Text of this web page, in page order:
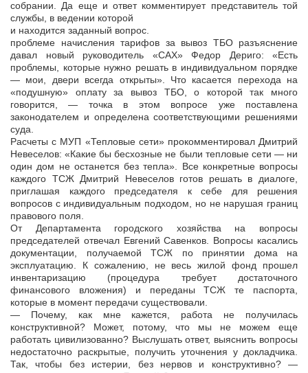
собрании. Да еще и ответ комментирует представитель той
службы, в ведении которой
и находится заданный вопрос.
проблеме начисления тарифов за вывоз ТБО разъяснение
давал новый руководитель «САХ» Федор Дериго: «Есть
проблемы, которые нужно решать в индивидуальном порядке
— мои, двери всегда открыты». Что касается перехода на
«подушную» оплату за вывоз ТБО, о которой так много
говорится, — точка в этом вопросе уже поставлена
законодателем и определена соответствующими решениями
суда.
Расчеты с МУП «Тепловые сети» прокомментировал Дмитрий
Невеселов: «Какие бы бесхозные не были тепловые сети — ни
один дом не останется без тепла». Все конкретные вопросы
каждого ТСЖ Дмитрий Невеселов готов решать в диалоге,
приглашая каждого председателя к себе для решения
вопросов с индивидуальным подходом, но не нарушая границ
правового поля.
От Департамента городского хозяйства на вопросы
председателей отвечал Евгений Савенков. Вопросы касались
документации, получаемой ТСЖ по принятии дома на
эксплуатацию. К сожалению, не весь жилой фонд прошел
инвентаризацию (процедура требует достаточного
финансового вложения) и переданы ТСЖ те паспорта,
которые в момент передачи существовали.
— Почему, как мне кажется, работа не получилась
конструктивной? Может, потому, что мы не можем еще
работать цивилизованно? Выслушать ответ, выяснить вопросы
недостаточно раскрытые, получить уточнения у докладчика.
Так, чтобы без истерии, без нервов и конструктивно? —